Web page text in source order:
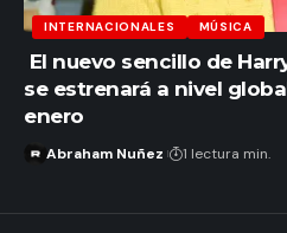
INTERNACIONALES MÚSICA
El nuevo sencillo de
se estrenará a nivel
enero
Abraham Nuñez 1 lectura min.